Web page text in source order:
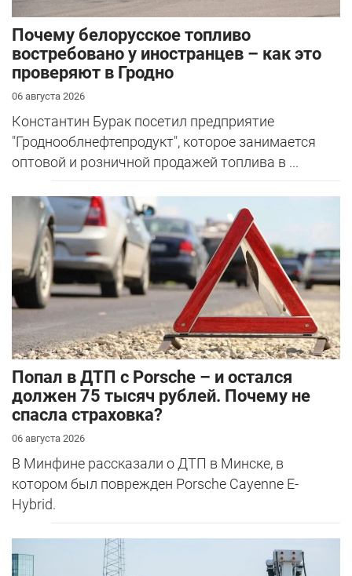
Почему белорусское топливо
востребовано у иностранцев – как это
проверяют в Гродно
06 августа 2026
Константин Бурак посетил предприятие
"Гроднооблнефтепродукт", которое занимается
оптовой и розничной продажей топлива в ...
​Попал в ДТП с Porsche – и остался
должен 75 тысяч рублей. Почему не
спасла страховка?
06 августа 2026
В Минфине рассказали о ДТП в Минске, в
котором был поврежден Porsche Cayenne E-
Hybrid.